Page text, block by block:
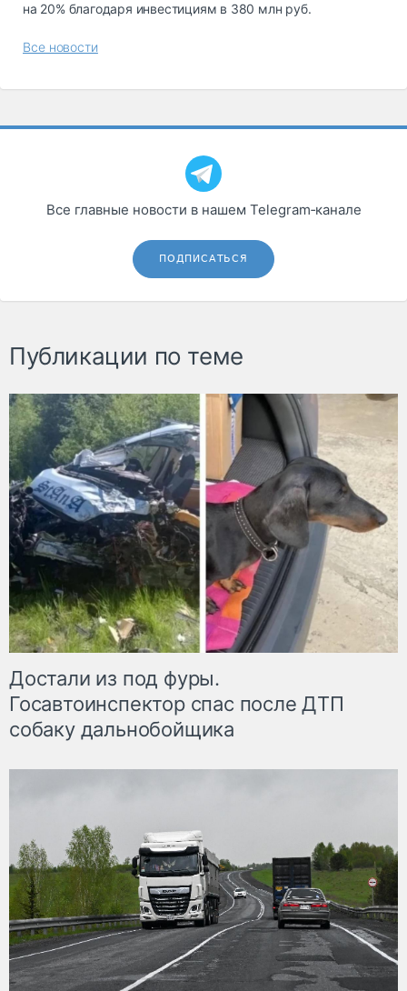
на 20% благодаря инвестициям в 380 млн руб.
Все новости
Все главные новости в нашем Telegram‑канале
ПОДПИСАТЬСЯ
Публикации по теме
Достали из под фуры.
Госавтоинспектор спас после ДТП
собаку дальнобойщика